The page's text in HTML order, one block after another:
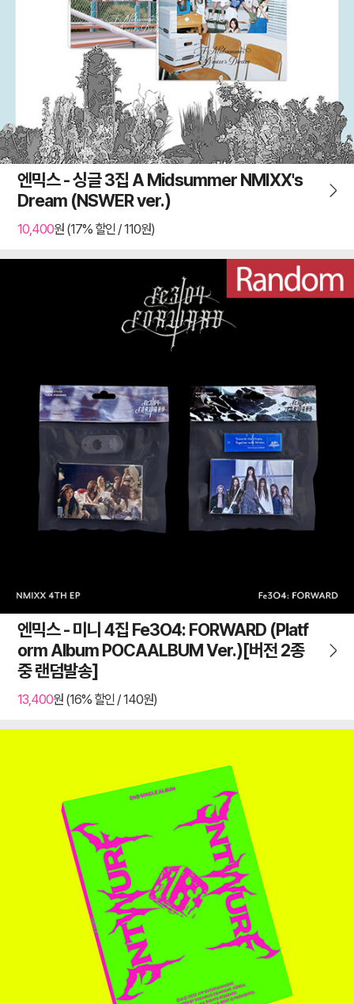
엔믹스 - 싱글 3집 A Midsummer NMIXX's
Dream (NSWER ver.)
10,400원 (17% 할인 / 110원)
엔믹스 - 미니 4집 Fe3O4: FORWARD (Platf
orm Album POCAALBUM Ver.)[버전 2종
중 랜덤발송]
13,400원 (16% 할인 / 140원)